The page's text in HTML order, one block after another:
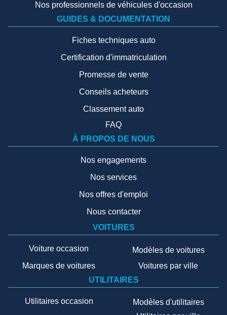
Nos professionnels de véhicules d'occasion
GUIDES & DOCUMENTATION
Fiches techniques auto
Certification d'immatriculation
Promesse de vente
Conseils acheteurs
Classement auto
FAQ
À PROPOS DE NOUS
Nos engagements
Nos services
Nos offres d'emploi
Nous contacter
VOITURES
Voiture occasion
Marques de voitures
Modèles de voitures
Voitures par ville
UTILITAIRES
Utilitaires occasion
Modèles d'utilitaires